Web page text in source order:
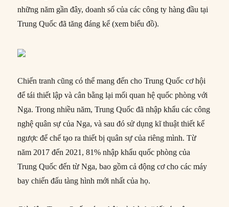
những năm gần đây, doanh số của các công ty hàng đầu tại
Trung Quốc đã tăng đáng kể (xem biểu đồ).
Chiến tranh cũng có thể mang đến cho Trung Quốc cơ hội
để tái thiết lập và cân bằng lại mối quan hệ quốc phòng với
Nga. Trong nhiều năm, Trung Quốc đã nhập khẩu các công
nghệ quân sự của Nga, và sau đó sử dụng kĩ thuật thiết kế
ngược để chế tạo ra thiết bị quân sự của riêng mình. Từ
năm 2017 đến 2021, 81% nhập khẩu quốc phòng của
Trung Quốc đến từ Nga, bao gồm cả động cơ cho các máy
bay chiến đấu tàng hình mới nhất của họ.